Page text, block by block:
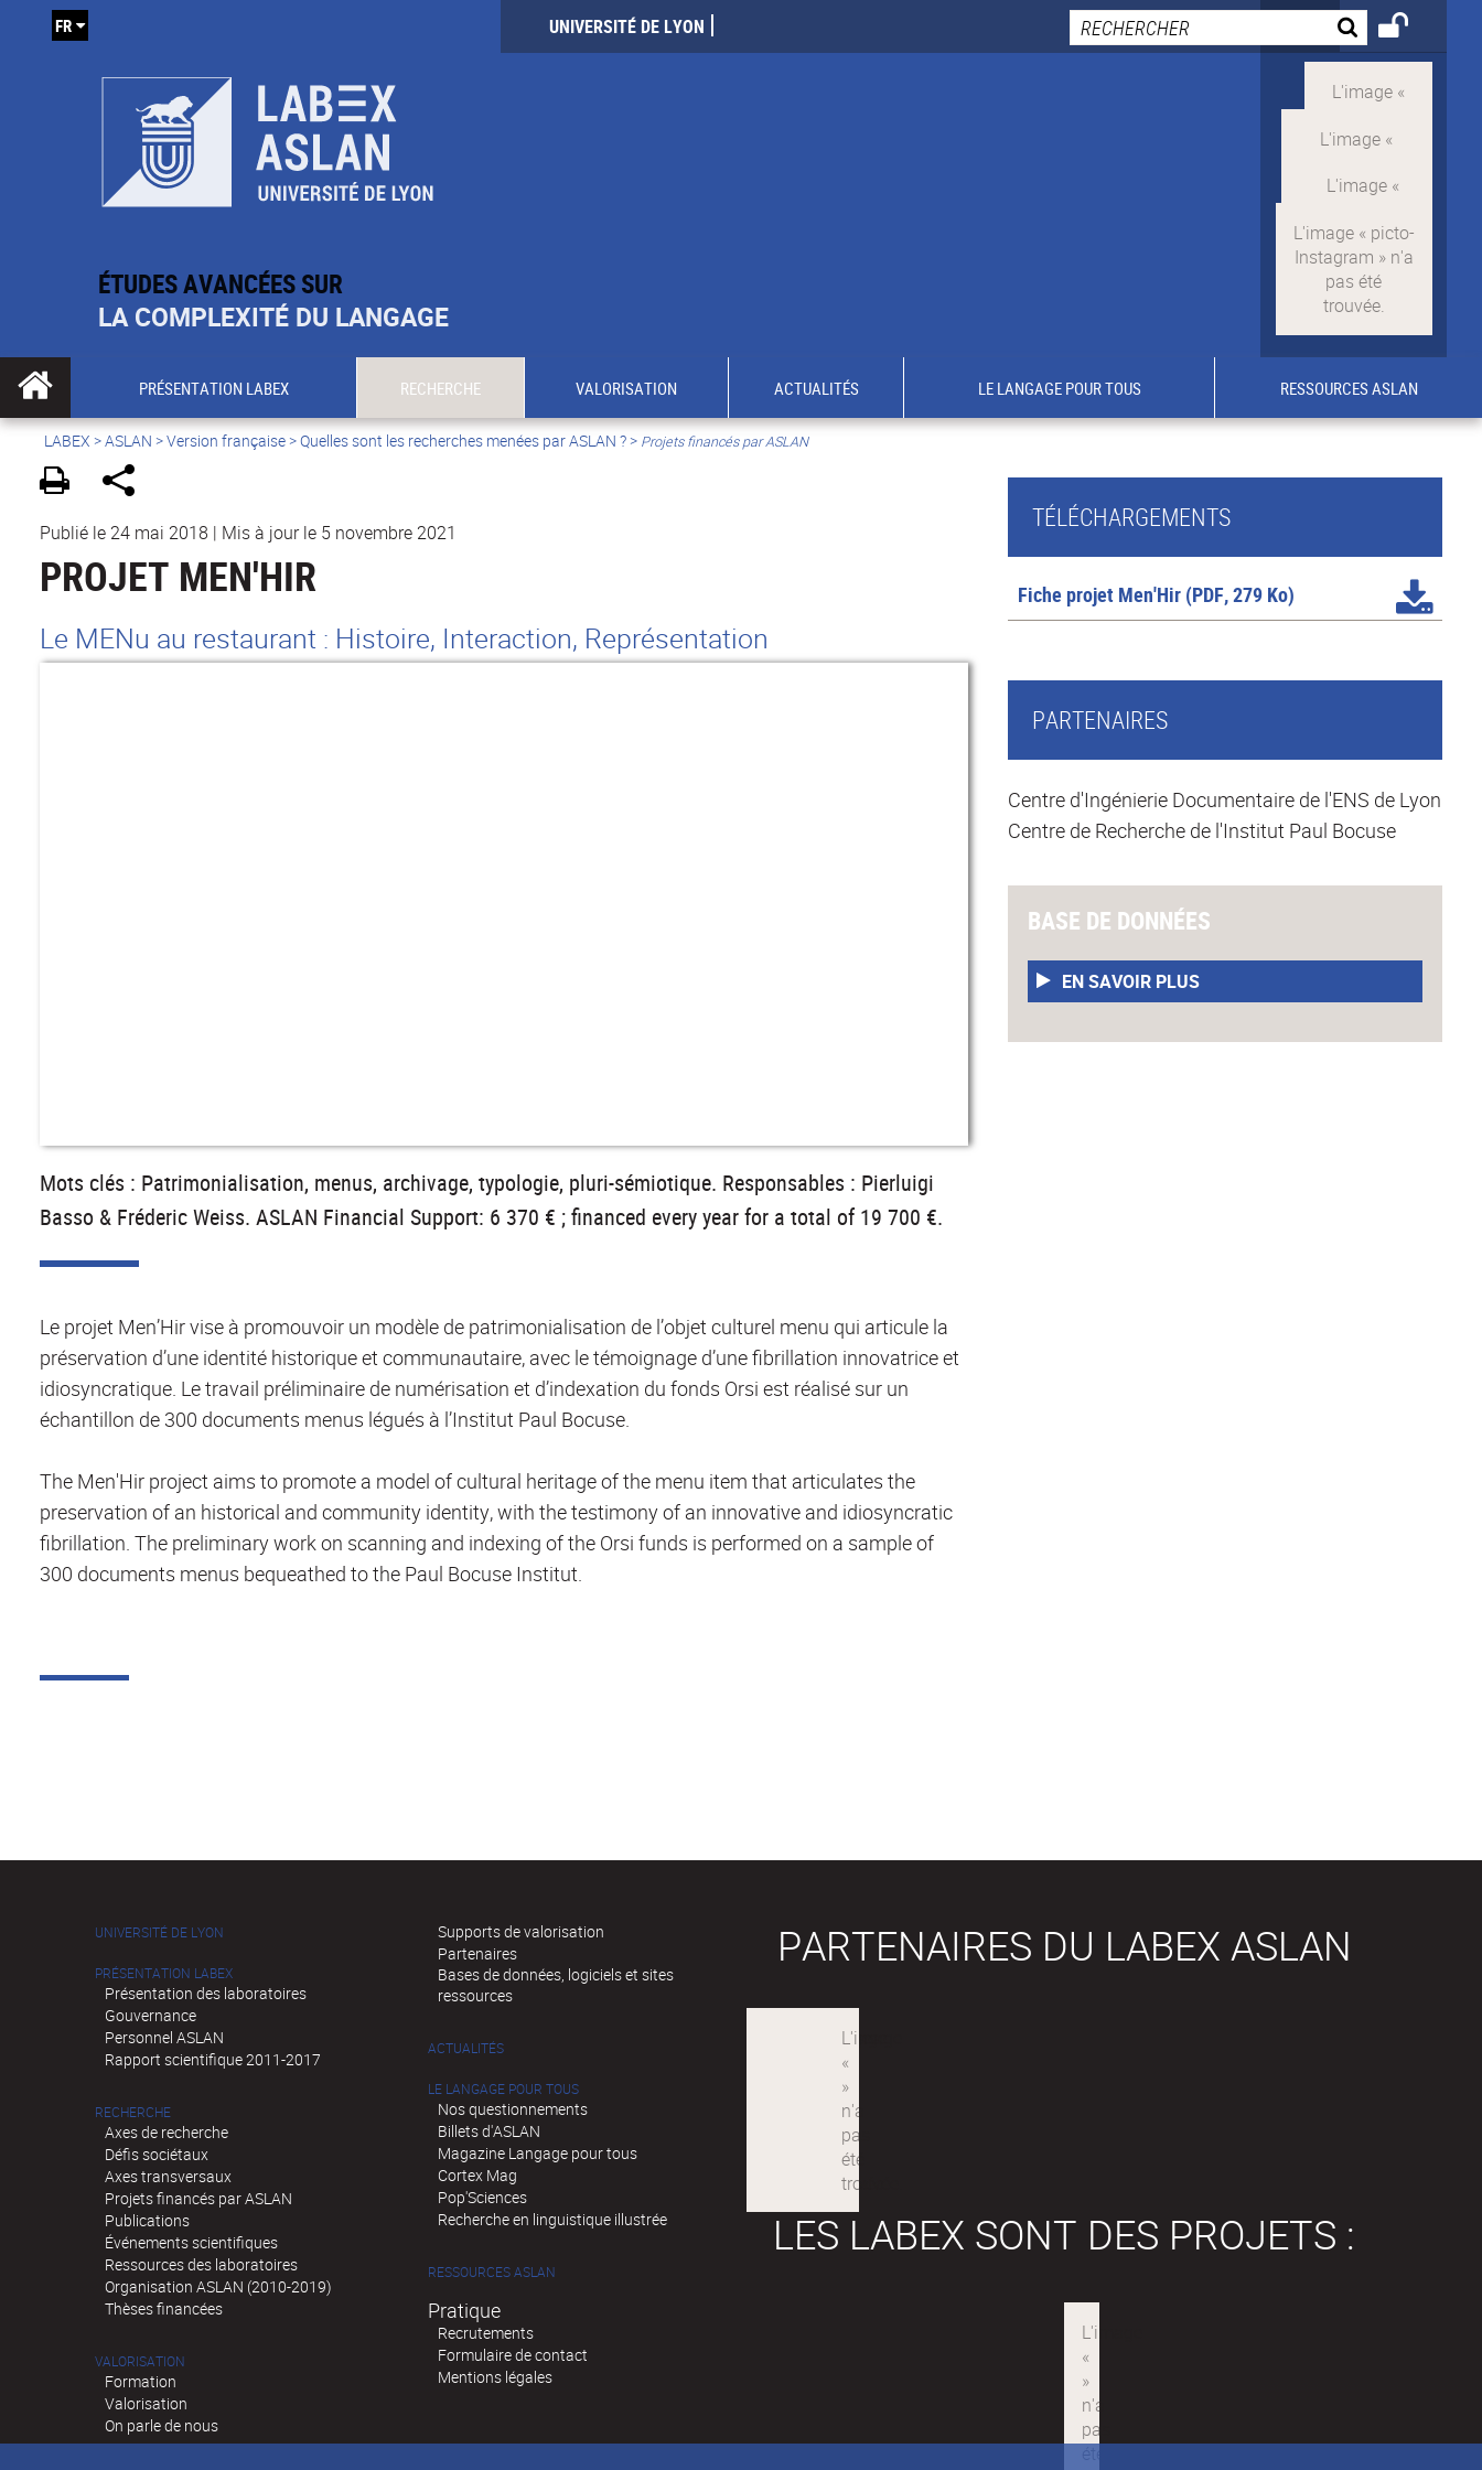
ÉTUDES AVANCÉES SUR
LA COMPLEXITÉ DU LANGAGE
UNIVERSITÉ DE LYON
FR
PRÉSENTATION LABEX RECHERCHE VALORISATION ACTUALITÉS LE LANGAGE POUR TOUS RESSOURCES ASLAN
LABEX >ASLAN >Version française>Quelles sont les recherches menées par ASLAN ?> Projets financés par ASLAN
Publié le 24 mai 2018 | Mis à jour le 5 novembre 2021
PROJET MEN'HIR
Le MENu au restaurant : Histoire, Interaction, Représentation
Mots clés : Patrimonialisation, menus, archivage, typologie, pluri-sémiotique. Responsables : Pierluigi
Basso & Fréderic Weiss. ASLAN Financial Support: 6 370 € ; financed every year for a total of 19 700 €.
Le projet Men’Hir vise à promouvoir un modèle de patrimonialisation de l’objet culturel menu qui articule la
préservation d’une identité historique et communautaire, avec le témoignage d’une fibrillation innovatrice et
idiosyncratique. Le travail préliminaire de numérisation et d’indexation du fonds Orsi est réalisé sur un
échantillon de 300 documents menus légués à l’Institut Paul Bocuse.
The Men'Hir project aims to promote a model of cultural heritage of the menu item that articulates the
preservation of an historical and community identity, with the testimony of an innovative and idiosyncratic
fibrillation. The preliminary work on scanning and indexing of the Orsi funds is performed on a sample of
300 documents menus bequeathed to the Paul Bocuse Institut.
TÉLÉCHARGEMENTS
Fiche projet Men'Hir (PDF, 279 Ko)
PARTENAIRES
Centre d'Ingénierie Documentaire de l'ENS de Lyon
Centre de Recherche de l'Institut Paul Bocuse
BASE DE DONNÉES
EN SAVOIR PLUS
UNIVERSITÉ DE LYON
PRÉSENTATION LABEX
Présentation des laboratoires
Gouvernance
Personnel ASLAN
Rapport scientifique 2011-2017
RECHERCHE
Axes de recherche
Défis sociétaux
Axes transversaux
Projets financés par ASLAN
Publications
Événements scientifiques
Ressources des laboratoires
Organisation ASLAN (2010-2019)
Thèses financées
VALORISATION
Formation
Valorisation
On parle de nous
Supports de valorisation
Partenaires
Bases de données, logiciels et sites
ressources
ACTUALITÉS
LE LANGAGE POUR TOUS
Nos questionnements
Billets d'ASLAN
Magazine Langage pour tous
Cortex Mag
Pop'Sciences
Recherche en linguistique illustrée
RESSOURCES ASLAN
Pratique
Recrutements
Formulaire de contact
Mentions légales
PARTENAIRES DU LABEX ASLAN
LES LABEX SONT DES PROJETS :